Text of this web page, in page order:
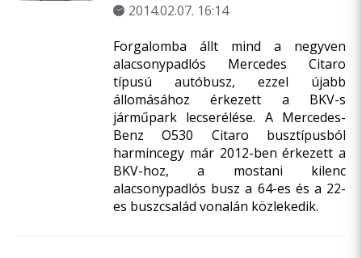
2014.02.07. 16:14
Forgalomba állt mind a negyven
alacsonypadlós ­­­­Mercedes Citaro
típusú autóbusz, ezzel újabb
állomásához érkezett a BKV-s
járműpark lecserélése. A Mercedes-
Benz O530 Citaro busztípusból
harmincegy már 2012-ben érkezett a
BKV-hoz, a mostani kilenc
alacsonypadlós busz a 64-es és a 22-
es buszcsalád vonalán közlekedik.